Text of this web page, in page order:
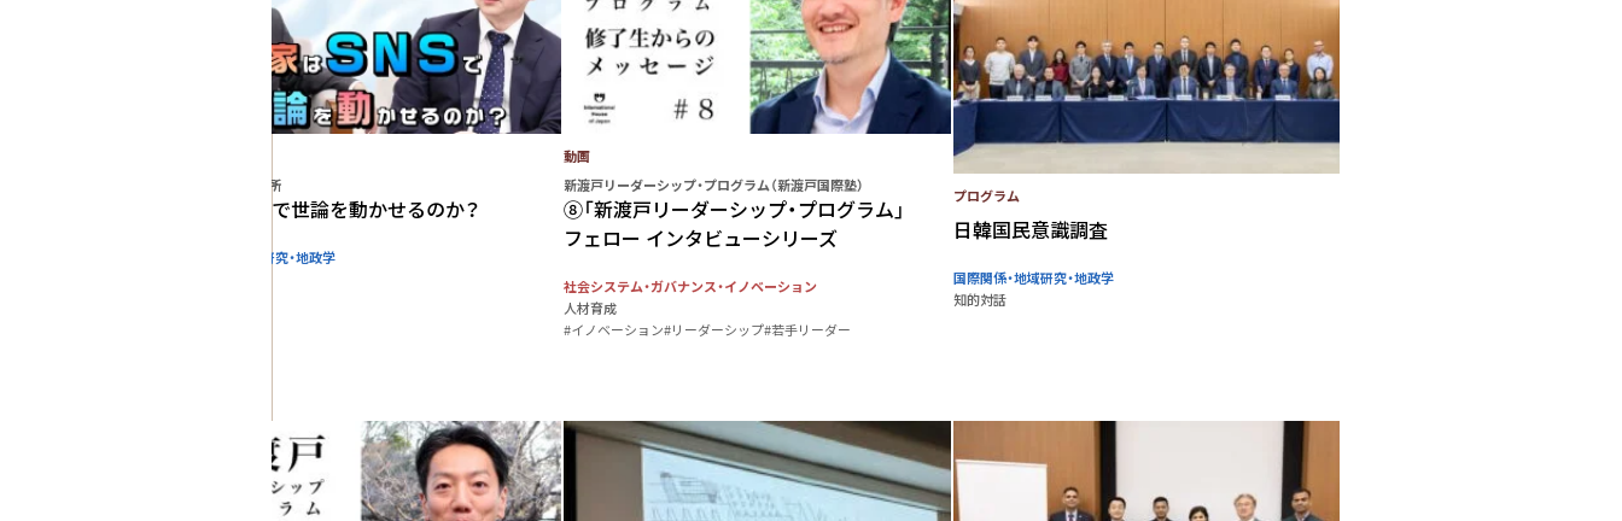
新領域戦略研究所
国家はSNSで世論を動かせるのか？
国際関係・地域研究・地政学
動画
新渡戸リーダーシップ・プログラム（新渡戸国際塾）
⑧「新渡戸リーダーシップ・プログラム」
フェロー インタビューシリーズ
社会システム・ガバナンス・イノベーション
人材育成
#イノベーション#リーダーシップ#若手リーダー
プログラム
日韓国民意識調査
国際関係・地域研究・地政学
知的対話